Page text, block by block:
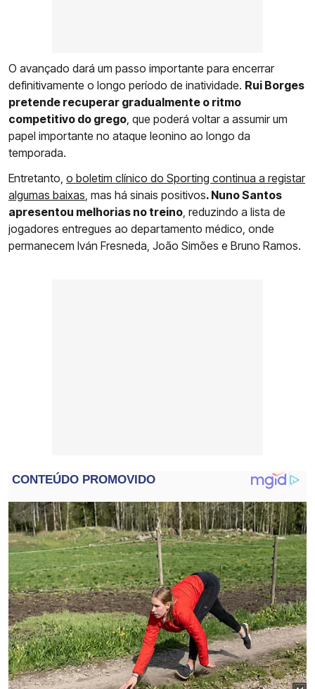
O avançado dará um passo importante para encerrar
definitivamente o longo período de inatividade. Rui Borges
pretende recuperar gradualmente o ritmo
competitivo do grego , que poderá voltar a assumir um
papel importante no ataque leonino ao longo da
temporada.
Entretanto, o boletim clínico do Sporting continua a registar
algumas baixas , mas há sinais positivos. Nuno Santos
apresentou melhorias no treino , reduzindo a lista de
jogadores entregues ao departamento médico, onde
permanecem Iván Fresneda, João Simões e Bruno Ramos.